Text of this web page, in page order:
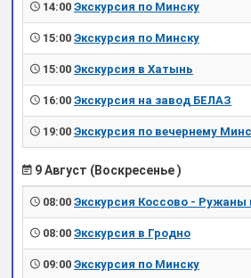
14:00 Экскурсия по Минску
15:00 Экскурсия по Минску
15:00 Экскурсия в Хатынь
16:00 Экскурсия на завод БЕЛАЗ
19:00 Экскурсия по вечернему
9 Август (Воскресенье )
08:00 Экскурсия Коссово - Ружаны
08:00 Экскурсия в Гродно
09:00 Экскурсия по Минску